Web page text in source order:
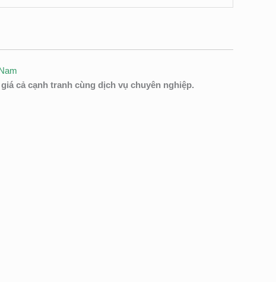
cả cạnh tranh cùng dịch vụ chuyên nghiệp.